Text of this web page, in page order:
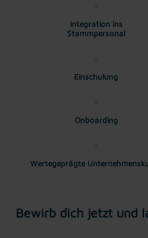
Integration ins
Stammpersonal
Einschulung
Onboarding
Wertegeprägte
Bewirb dich jetzt und